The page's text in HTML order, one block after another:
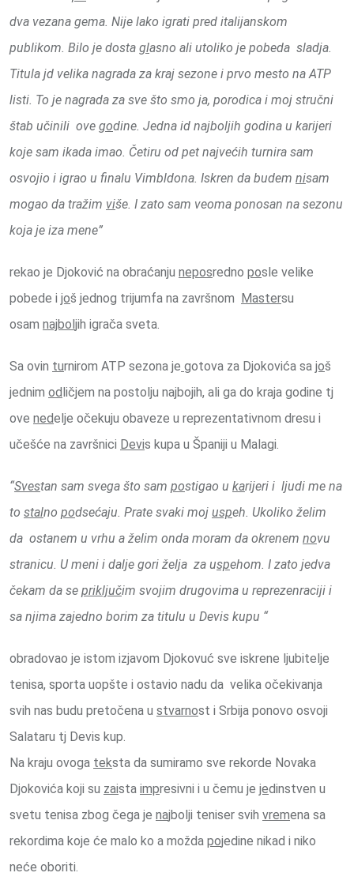
dva vezana gema. Nije lako igrati pred italijanskom
publikom. Bilo je dosta glasno ali utoliko je pobeda sladja.
Titula jd velika nagrada za kraj sezone i prvo mesto na ATP
listi. To je nagrada za sve što smo ja, porodica i moj stručni
štab učinili ove godine. Jedna id najboljih godina u karijeri
koje sam ikada imao. Četiru od pet najvećih turnira sam
osvojio i igrao u finalu Vimbldona. Iskren da budem nisam
mogao da tražim više. I zato sam veoma ponosan na sezonu
koja je iza mene”
rekao je Djoković na obraćanju neposredno posle velike
pobede i još jednog trijumfa na završnom Mastersu
osam najboljih igrača sveta.
Sa ovin turnirom ATP sezona je gotova za Djokovića sa još
jednim odličjem na postolju najbojih, ali ga do kraja godine tj
ove nedelje očekuju obaveze u reprezentativnom dresu i
učešće na završnici Devis kupa u Španiji u Malagi.
“Svestan sam svega što sam postigao u karijeri i ljudi me na
to stalno podsećaju. Prate svaki moj uspeh. Ukoliko želim
da ostanem u vrhu a želim onda moram da okrenem novu
stranicu. U meni i dalje gori želja za uspehom. I zato jedva
čekam da se priključim svojim drugovima u reprezenraciji i
sa njima zajedno borim za titulu u Devis kupu “
obradovao je istom izjavom Djokovuć sve iskrene ljubitelje
tenisa, sporta uopšte i ostavio nadu da velika očekivanja
svih nas budu pretočena u stvarnost i Srbija ponovo osvoji
Salataru tj Devis kup.
Na kraju ovoga teksta da sumiramo sve rekorde Novaka
Djokovića koji su zaista impresivni i u čemu je jedinstven u
svetu tenisa zbog čega je najbolji teniser svih vremena sa
rekordima koje će malo ko a možda pojedine nikad i niko
neće oboriti.